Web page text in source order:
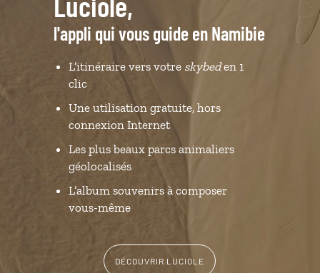
l'appli qui vous guide en Namibie
L’itinéraire vers votre skybeden 1
clic
Une utilisation gratuite, hors
connexion Internet
Les plus beaux parcs animaliers
géolocalisés
L’album souvenirs à composer
vous-même
DÉCOUVRIR LUCIOLE